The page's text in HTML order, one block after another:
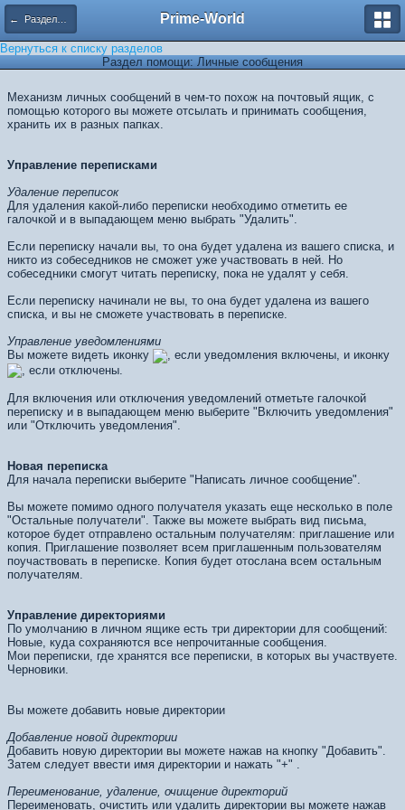
← Разделы помощи Prime-World
Вернуться к списку разделов
Раздел помощи: Личные сообщения
Механизм личных сообщений в чем-то похож на почтовый ящик, с
помощью которого вы можете отсылать и принимать сообщения,
хранить их в разных папках.
Управление переписками
Удаление переписок
Для удаления какой-либо переписки необходимо отметить ее
галочкой и в выпадающем меню выбрать "Удалить".
Если переписку начали вы, то она будет удалена из вашего списка, и
никто из собеседников не сможет уже участвовать в ней. Но
собеседники смогут читать переписку, пока не удалят у себя.
Если переписку начинали не вы, то она будет удалена из вашего
списка, и вы не сможете участвовать в переписке.
Управление уведомлениями
Вы можете видеть иконку
, если уведомления включены, и иконку
, если отключены.
Для включения или отключения уведомлений отметьте галочкой
переписку и в выпадающем меню выберите "Включить уведомления"
или "Отключить уведомления".
Новая переписка
Для начала переписки выберите "Написать личное сообщение".
Вы можете помимо одного получателя указать еще несколько в поле
"Остальные получатели". Также вы можете выбрать вид письма,
которое будет отправлено остальным получателям: приглашение или
копия. Приглашение позволяет всем приглашенным пользователям
поучаствовать в переписке. Копия будет отослана всем остальным
получателям.
Управление директориями
По умолчанию в личном ящике есть три директории для сообщений:
Новые, куда сохраняются все непрочитанные сообщения.
Мои переписки, где хранятся все переписки, в которых вы участвуете.
Черновики.
Вы можете добавить новые директории
Добавление новой директории
Добавить новую директории вы можете нажав на кнопку "Добавить".
Затем следует ввести имя директории и нажать "+" .
Переименование, удаление, очищение директорий
Переименовать, очистить или удалить директории вы можете нажав